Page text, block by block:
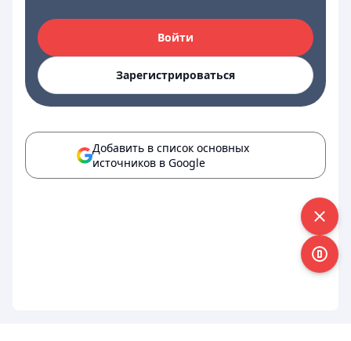
Войти
Зарегистрироваться
Добавить в список основных
источников в Google